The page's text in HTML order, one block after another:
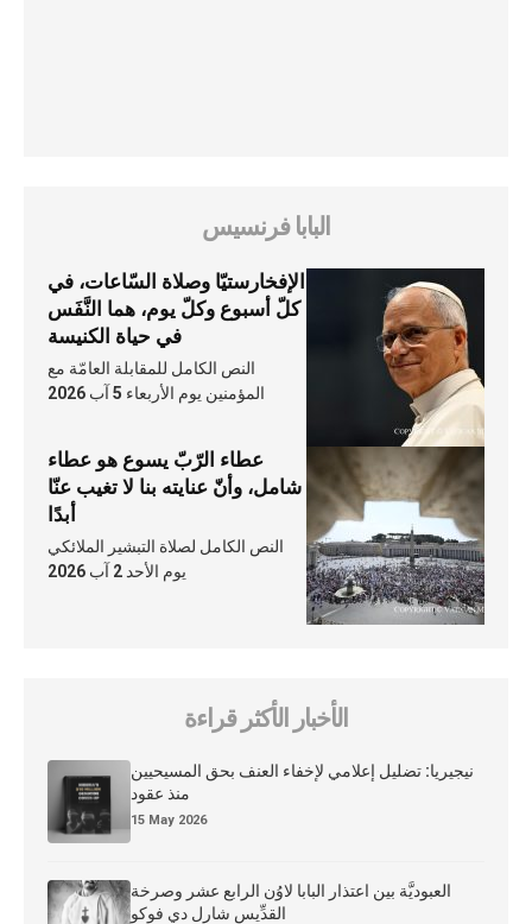
البابا فرنسيس
الإفخارستيّا وصلاة السّاعات، في
كلّ أسبوع وكلّ يوم، هما النَّفَس
في حياة الكنيسة
النص الكامل للمقابلة العامّة مع
المؤمنين يوم الأربعاء 5 آب 2026
عطاء الرّبّ يسوع هو عطاء
شامل، وأنّ عنايته بنا لا تغيب عنّا
أبدًا
النص الكامل لصلاة التبشير الملائكي
يوم الأحد 2 آب 2026
الأخبار الأكثر قراءة
نيجيريا: تضليل إعلامي لإخفاء العنف بحق المسيحيين
منذ عقود
15 May 2026
العبوديَّة بين اعتذار البابا لاوُن الرابع عشر وصرخة
القدِّيس شارل دي فوكو